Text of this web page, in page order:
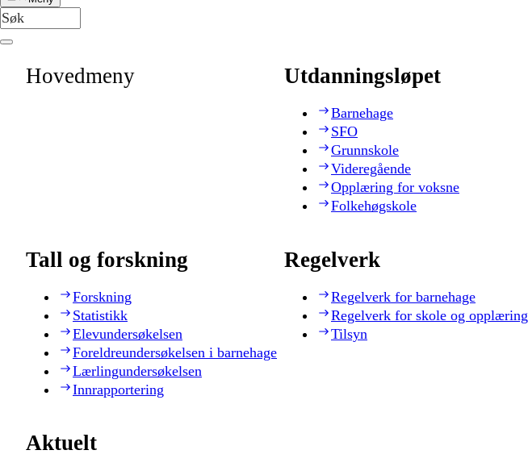
Hovedmeny Utdanningsløpet
Barnehage
SFO
Grunnskole
Videregående
Opplæring for voksne
Folkehøgskole
Tall og forskning
Forskning
Statistikk
Elevundersøkelsen
Foreldreundersøkelsen i barnehage
Lærlingundersøkelsen
Innrapportering
Regelverk
Regelverk for barnehage
Regelverk for skole og opplæring
Tilsyn
Aktuelt